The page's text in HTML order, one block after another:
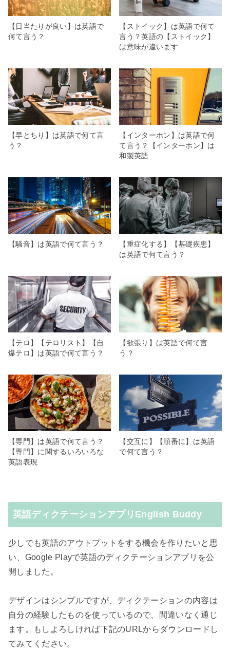
【日当たりが良い】は英語で
何て言う？
【ストイック】は英語で何て
言う？英語の【ストイック】
は意味が違います
【早とちり】は英語で何て言
う？
【インターホン】は英語で何
て言う？【インターホン】は
和製英語
【騒音】は英語で何て言う？
【重症化する】【基礎疾患】
は英語で何て言う？
【テロ】【テロリスト】【自
爆テロ】は英語で何て言う？
【欲張り】は英語で何て言
う？
【専門】は英語で何て言う？
【専門】に関するいろいろな
英語表現
【交互に】【順番に】は英語
で何て言う？
英語ディクテーションアプリEnglish Buddy
少しでも英語のアウトプットをする機会を作りたいと思
い、Google Playで英語のディクテーションアプリを公
開しました。
デザインはシンプルですが、ディクテーションの内容は
自分の経験したものを使っているので、間違いなく通じ
ます。もしよろしければ下記のURLからダウンロードし
てみてください。